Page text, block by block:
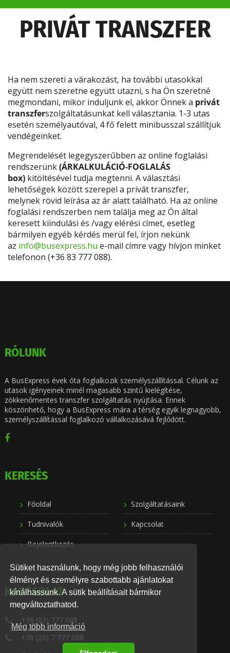
Sütiket használunk, hogy még jobb felhasználói
élményt és személyre szabottabb ajánlatokat
kínálhassunk. A sütik beállításait bármikor
megváltoztathatod.
Még több információ
PRIVÁT TRANSZFER
Ha nem szereti a várakozást, ha további utasokkal
együtt nem szeretne együtt utazni, s ha Ön szeretné
megmondani, mikor induljunk el, akkor Önnek a privát
transzferszolgáltatásunkat kell választania. 1-3 utas
esetén személyautóval, 4 fő felett minibusszal szállítjuk
vendégeinket.
Megrendelését legegyszerűbben az online foglalási
rendszerünk(ÁRKALKULÁCIÓ-FOGLALÁS
box) kitöltésével tudja megtenni. A választási
lehetőségek között szerepel a privát transzfer,
melynek rövid leírása az ár alatt található. Ha az online
foglalási rendszerben nem találja meg az Ön által
keresett kiindulási és /vagy elérési címet, esetleg
bármilyen egyéb kérdés merül fel, írjon nekünk
az info@busexpress.hu e-mail címre vagy hívjon minket
telefonon (+36 83 777 088).
RÓLUNK
A BusExpress évek óta foglalkozik személyszállítással. Célunk az
utasok igényeinek minél magasabb szintű kielégítése,
zökkenőmentes transzfer szolgáltatás nyújtása. Ennek
köszönhető, hogy a BusExpress mára a térség egyik legnagyobb,
személyszállítással foglalkozó vállalkozásává fejlődött.
KERESÉS
Főoldal Szolgáltatásaink
Tudnivalók Kapcsolat
Bejelentkezés
KAPCSOLAT
+36 (83) 777 088
+36 (20) 7 777 088